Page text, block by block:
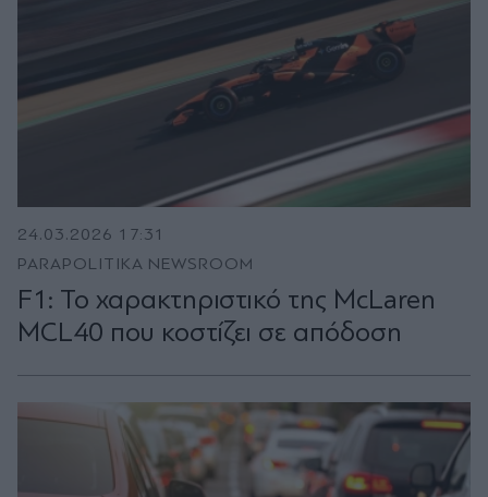
24.03.2026 17:31
PARAPOLITIKA NEWSROOM
F1: Το χαρακτηριστικό της McLaren
MCL40 που κοστίζει σε απόδοση